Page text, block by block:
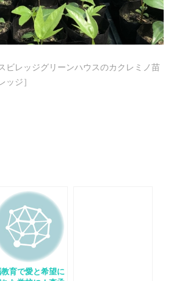
ビレッジグリーンハウスのカクレミノ苗
ッジ］
教育で愛と希望に